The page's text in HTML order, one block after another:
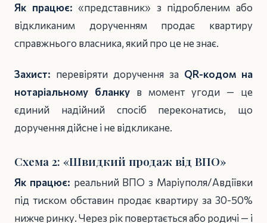
Як працює: «представник» з підробленим або
відкликаним дорученням продає квартиру
справжнього власника, який про це не знає.
Захист: перевіряти доручення за QR-кодом на
нотаріальному бланку в момент угоди — це
єдиний надійний спосіб переконатись, що
доручення дійсне і не відкликане.
Схема 2: «Швидкий продаж від ВПО»
Як працює: реальний ВПО з Маріуполя/Авдіївки
під тиском обставин продає квартиру за 30-50%
нижче ринку. Через рік повертається або родичі — і